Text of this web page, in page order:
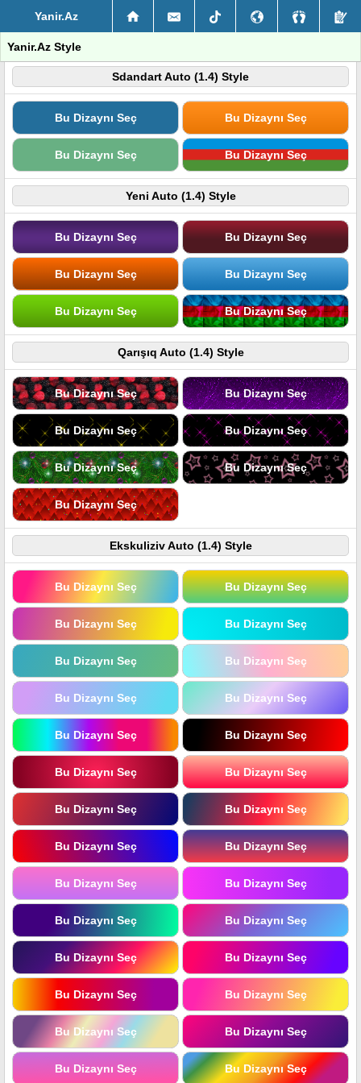
Yanir.Az
Yanir.Az Style
Sdandart Auto (1.4) Style
Bu Dizaynı Seç Bu Dizaynı Seç
Bu Dizaynı Seç Bu Dizaynı Seç
Yeni Auto (1.4) Style
Bu Dizaynı Seç Bu Dizaynı Seç
Bu Dizaynı Seç Bu Dizaynı Seç
Bu Dizaynı Seç Bu Dizaynı Seç
Qarışıq Auto (1.4) Style
Bu Dizaynı Seç Bu Dizaynı Seç
Bu Dizaynı Seç Bu Dizaynı Seç
Bu Dizaynı Seç Bu Dizaynı Seç
Bu Dizaynı Seç
Ekskuliziv Auto (1.4) Style
Bu Dizaynı Seç Bu Dizaynı Seç
Bu Dizaynı Seç Bu Dizaynı Seç
Bu Dizaynı Seç Bu Dizaynı Seç
Bu Dizaynı Seç Bu Dizaynı Seç
Bu Dizaynı Seç Bu Dizaynı Seç
Bu Dizaynı Seç Bu Dizaynı Seç
Bu Dizaynı Seç Bu Dizaynı Seç
Bu Dizaynı Seç Bu Dizaynı Seç
Bu Dizaynı Seç Bu Dizaynı Seç
Bu Dizaynı Seç Bu Dizaynı Seç
Bu Dizaynı Seç Bu Dizaynı Seç
Bu Dizaynı Seç Bu Dizaynı Seç
Bu Dizaynı Seç Bu Dizaynı Seç
Bu Dizaynı Seç Bu Dizaynı Seç